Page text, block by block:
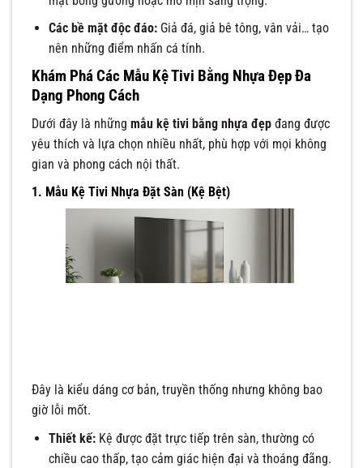
Các bề mặt độc đáo:Giả đá, giả bê tông, vân vải… tạo
nên những điểm nhấn cá tính.
Khám Phá Các Mẫu Kệ Tivi Bằng Nhựa Đẹp Đa
Dạng Phong Cách
Dưới đây là những mẫu kệ tivi bằng nhựa đẹp đang được
yêu thích và lựa chọn nhiều nhất, phù hợp với mọi không
gian và phong cách nội thất.
1. Mẫu Kệ Tivi Nhựa Đặt Sàn (Kệ Bệt)
Đây là kiểu dáng cơ bản, truyền thống nhưng không bao
giờ lỗi mốt.
Thiết kế:Kệ được đặt trực tiếp trên sàn, thường có
chiều cao thấp, tạo cảm giác hiện đại và thoáng đãng.